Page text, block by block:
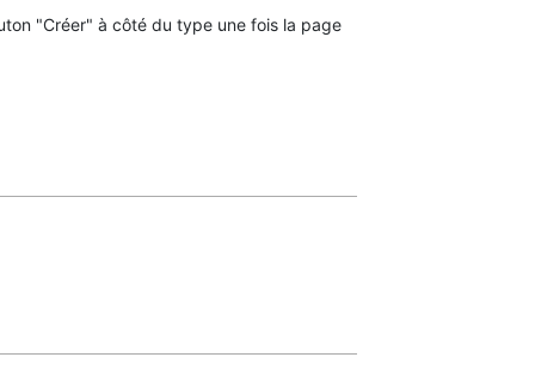
"Créer" à côté du type une fois la page